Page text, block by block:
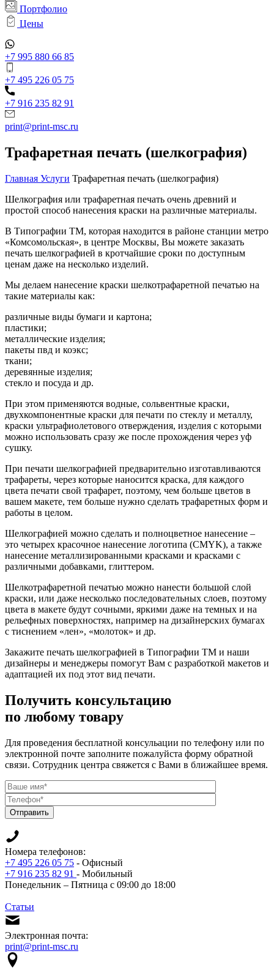
Портфолио
Цены
+7 995 880 66 85
+7 495 226 05 75
+7 916 235 82 91
print@print-msc.ru
Трафаретная печать (шелкография)
Главная Услуги Трафаретная печать (шелкография)
Шелкография или трафаретная печать очень древний и
простой способ нанесения краски на различные материалы.
В Типографии ТМ, которая находится в районе станции метро
«Комсомольская», в центре Москвы, Вы можете заказать
печать шелкографией в кротчайшие сроки по доступным
ценам даже на несколько изделий.
Мы делаем нанесение краски шелкотрафаретной печатью на
такие материалы как:
различные виды бумаги и картона;
пластики;
металлические изделия;
пакеты пвд и коэкс;
ткани;
деревянные изделия;
стекло и посуда и др.
При этом применяются водные, сольвентные краски,
двухкомпонентные краски для печати по стеклу и металлу,
краски ультрафиолетового отверждения, изделия с которыми
можно использовать сразу же после прохождения через уф
сушку.
При печати шелкографией предварительно изготавливаются
трафареты, через которые наносится краска, для каждого
цвета печати свой трафарет, поэтому, чем больше цветов в
вашем макете, тем больше нужно сделать трафаретных форм и
работы в целом.
Шелкографией можно сделать и полноцветное нанесение –
это четырех красочное нанесение логотипа (CMYK), а также
нанесение металлизированными красками и красками с
различными добавками, глиттером.
Шелкотрафаретной печатью можно нанести большой слой
краски, или даже несколько последовательных слоев, поэтому
цвета в макете будут сочными, яркими даже на темных и на
рельефных поверхностях, например на дизайнерских бумагах
с тиснением «лен», «молоток» и др.
Закажите печать шелкографией в Типографии ТМ и наши
дизайнеры и менеджеры помогут Вам с разработкой макетов и
адаптацией их под этот вид печати.
Получить консультацию
по любому товару
Для проведения бесплатной консульации по телефону или по
электронной почте заполните пожалуйста форму обратной
связи. Сотрудник центра свяжется с Вами в ближайшее время.
Отправить
Номера телефонов:
+7 495 226 05 75 - Офисный
+7 916 235 82 91 - Мобильный
Понедельник – Пятница с 09:00 до 18:00
Статьи
Электронная почта:
print@print-msc.ru